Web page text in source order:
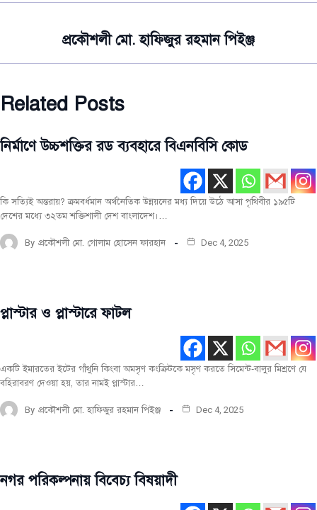
প্রকৌশলী মো. হাফিজুর রহমান পিইঞ্জ
Related Posts
নির্মাণ
তথ্য
নির্মাণে উচ্চশক্তির রড ব্যবহারে বিএনবিসি কোড
কি সত্যিই অন্তরায়? ক্রমবর্ধমান অর্থনৈতিক উন্নয়নের মধ্য দিয়ে উঠে আসা পৃথিবীর ১৯৫টি
দেশের মধ্যে ৩২তম শক্তিশালী দেশ বাংলাদেশ।…
By প্রকৌশলী মো. গোলাম হোসেন ফারহান Dec 4, 2025
নির্মাণ
প্লাস্টার ও প্লাস্টারে ফাটল
একটি ইমারতের ইটের গাঁথুনি কিংবা অমসৃণ কংক্রিটকে মসৃণ করতে সিমেন্ট-বালুর মিশ্রণে যে
বহিরাবরণ দেওয়া হয়, তার নামই প্লাস্টার…
By প্রকৌশলী মো. হাফিজুর রহমান পিইঞ্জ Dec 4, 2025
নির্মাণ
নগর পরিকল্পনায় বিবেচ্য বিষয়াদী